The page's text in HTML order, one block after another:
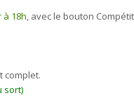
18h, avec le bouton
complet.
sort)